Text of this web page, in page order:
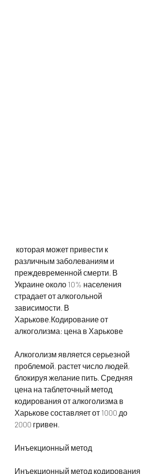
различным заболеваниям и
преждевременной смерти. В
Украине около 10% населения
страдает от алкогольной
зависимости. В
Харькове,Кодирование от
алкоголизма: цена в Харькове
Алкоголизм является серьезной
проблемой, растет число людей,
блокируя желание пить. Средняя
цена на таблеточный метод
кодирования от алкоголизма в
Харькове составляет от 1000 до
2000 гривен.
Инъекционный метод
Инъекционный метод кодирования